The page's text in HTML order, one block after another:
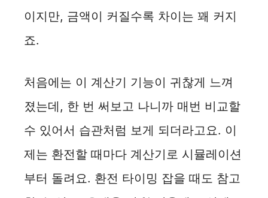
이지만, 금액이 커질수록 차이는 꽤 커지
죠.
처음에는 이 계산기 기능이 귀찮게 느껴
졌는데, 한 번 써보고 나니까 매번 비교할
수 있어서 습관처럼 보게 되더라고요. 이
제는 환전할 때마다 계산기로 시뮬레이션
부터 돌려요. 환전 타이밍 잡을 때도 참고